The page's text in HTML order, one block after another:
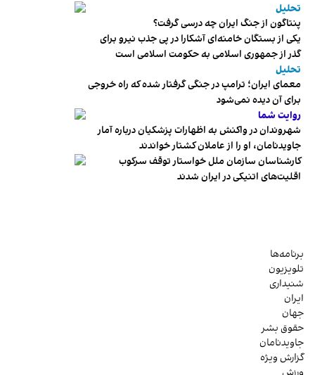
تحلیل
پنتاگون از جنگ ایران چه درسی گرفت؟
یکی از بستگان خامنه‌ای آشکارا در پی جذب نیرو برای
گذر از جمهوری اسلامی به حکومت اسلامی است
تحلیل
معمای ایران؛ ترامپ در جنگی گرفتار شده که راه خروجی
برای آن دیده نمی‌شود
روایت شما
شهروندان در واکنش به اظهارات پزشکیان درباره آمار
جاویدنامان، او را از عاملان کشتار خواندند
کارشناسان سازمان ملل خواستار توقف سرکوب
اقلیت‌های اتنیکی در ایران شدند
برنامه‌ها
تلویزیون
شنیداری
ایران
جهان
حقوق بشر
جاویدنامان
گزارش ویژه